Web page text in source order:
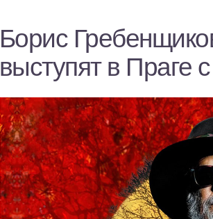
Борис
выступят в Праге